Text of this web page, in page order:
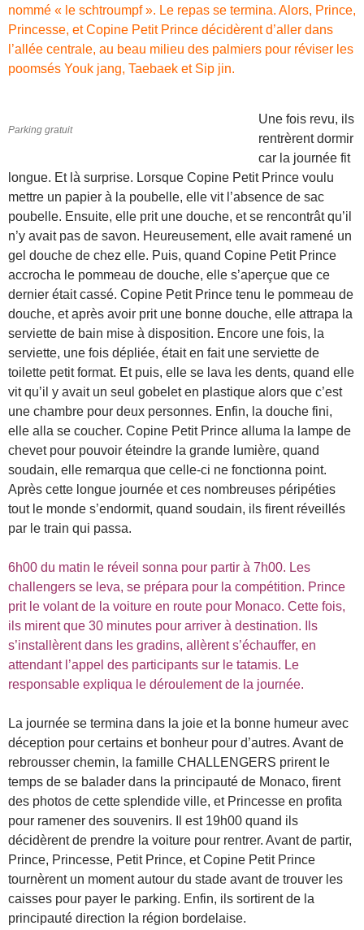
nommé « le schtroumpf ». Le repas se termina. Alors, Prince,
Princesse, et Copine Petit Prince décidèrent d’aller dans
l’allée centrale, au beau milieu des palmiers pour réviser les
poomsés Youk jang, Taebaek et Sip jin.
Parking gratuit
Une fois revu, ils
rentrèrent dormir
car la journée fit
longue. Et là surprise. Lorsque Copine Petit Prince voulu
mettre un papier à la poubelle, elle vit l’absence de sac
poubelle. Ensuite, elle prit une douche, et se rencontrât qu’il
n’y avait pas de savon. Heureusement, elle avait ramené un
gel douche de chez elle. Puis, quand Copine Petit Prince
accrocha le pommeau de douche, elle s’aperçue que ce
dernier était cassé. Copine Petit Prince tenu le pommeau de
douche, et après avoir prit une bonne douche, elle attrapa la
serviette de bain mise à disposition. Encore une fois, la
serviette, une fois dépliée, était en fait une serviette de
toilette petit format. Et puis, elle se lava les dents, quand elle
vit qu’il y avait un seul gobelet en plastique alors que c’est
une chambre pour deux personnes. Enfin, la douche fini,
elle alla se coucher. Copine Petit Prince alluma la lampe de
chevet pour pouvoir éteindre la grande lumière, quand
soudain, elle remarqua que celle-ci ne fonctionna point.
Après cette longue journée et ces nombreuses péripéties
tout le monde s’endormit, quand soudain, ils firent réveillés
par le train qui passa.
6h00 du matin le réveil sonna pour partir à 7h00. Les
challengers se leva, se prépara pour la compétition. Prince
prit le volant de la voiture en route pour Monaco. Cette fois,
ils mirent que 30 minutes pour arriver à destination. Ils
s’installèrent dans les gradins, allèrent s’échauffer, en
attendant l’appel des participants sur le tatamis. Le
responsable expliqua le déroulement de la journée.
La journée se termina dans la joie et la bonne humeur avec
déception pour certains et bonheur pour d’autres. Avant de
rebrousser chemin, la famille CHALLENGERS prirent le
temps de se balader dans la principauté de Monaco, firent
des photos de cette splendide ville, et Princesse en profita
pour ramener des souvenirs. Il est 19h00 quand ils
décidèrent de prendre la voiture pour rentrer. Avant de partir,
Prince, Princesse, Petit Prince, et Copine Petit Prince
tournèrent un moment autour du stade avant de trouver les
caisses pour payer le parking. Enfin, ils sortirent de la
principauté direction la région bordelaise.